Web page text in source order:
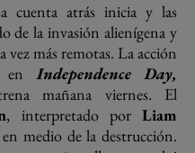
cuenta atrás inicia y las
de la invasión alienígena y
vez más remotas. La acción
enIndependence Day,
mañana viernes. El
, interpretado porLiam
medio de la destrucción.